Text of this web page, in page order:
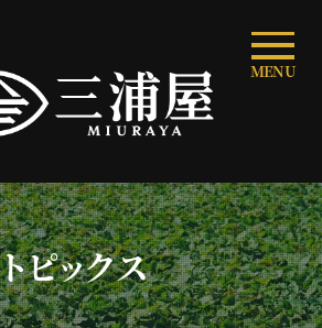
MENU
トピックス